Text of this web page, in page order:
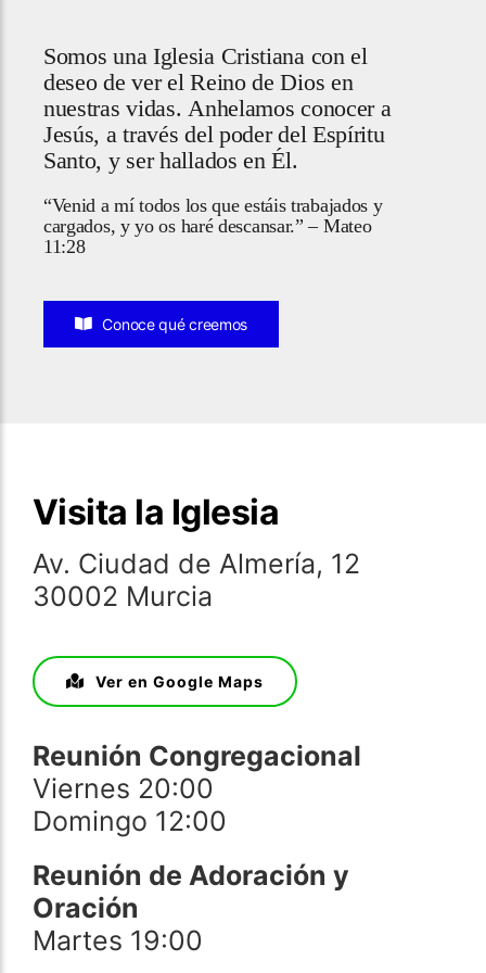
Somos una Iglesia Cristiana con el
deseo de ver el Reino de Dios en
nuestras vidas. Anhelamos conocer a
Jesús, a través del poder del Espíritu
Santo, y ser hallados en Él.
“Venid a mí todos los que estáis trabajados y
cargados, y yo os haré descansar.” – Mateo
11:28
Conoce qué creemos
Visita la Iglesia
Av. Ciudad de Almería, 12
30002 Murcia
Ver en Google Maps
Reunión Congregacional
Viernes 20:00
Domingo 12:00
Reunión de Adoración y
Oración
Martes 19:00